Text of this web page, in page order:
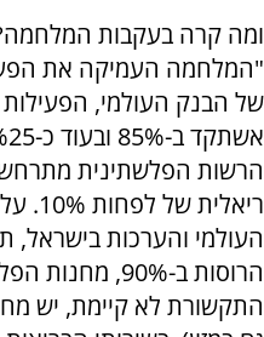
ומה קרה בעקבות
"המלחמה העמיקה את
של הבנק העולמי,
הרשות הפלשתינית
העולמי והערכות בישראל,
הרוסות ב-90%,
התקשורת לא קיימת, יש